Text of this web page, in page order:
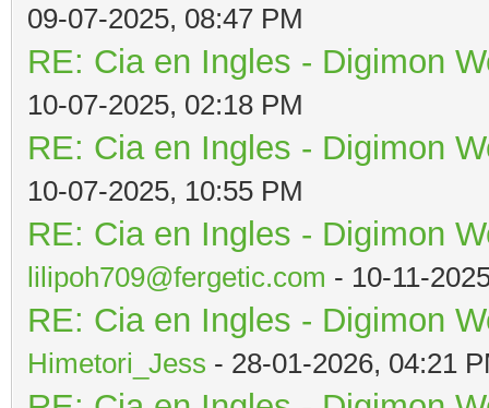
09-07-2025, 08:47 PM
RE: Cia en Ingles - Digimon
10-07-2025, 02:18 PM
RE: Cia en Ingles - Digimon
10-07-2025, 10:55 PM
RE: Cia en Ingles - Digimon
lilipoh709@fergetic.com - 10-11-
RE: Cia en Ingles - Digimon
Himetori_Jess - 28-01-2026, 04:21